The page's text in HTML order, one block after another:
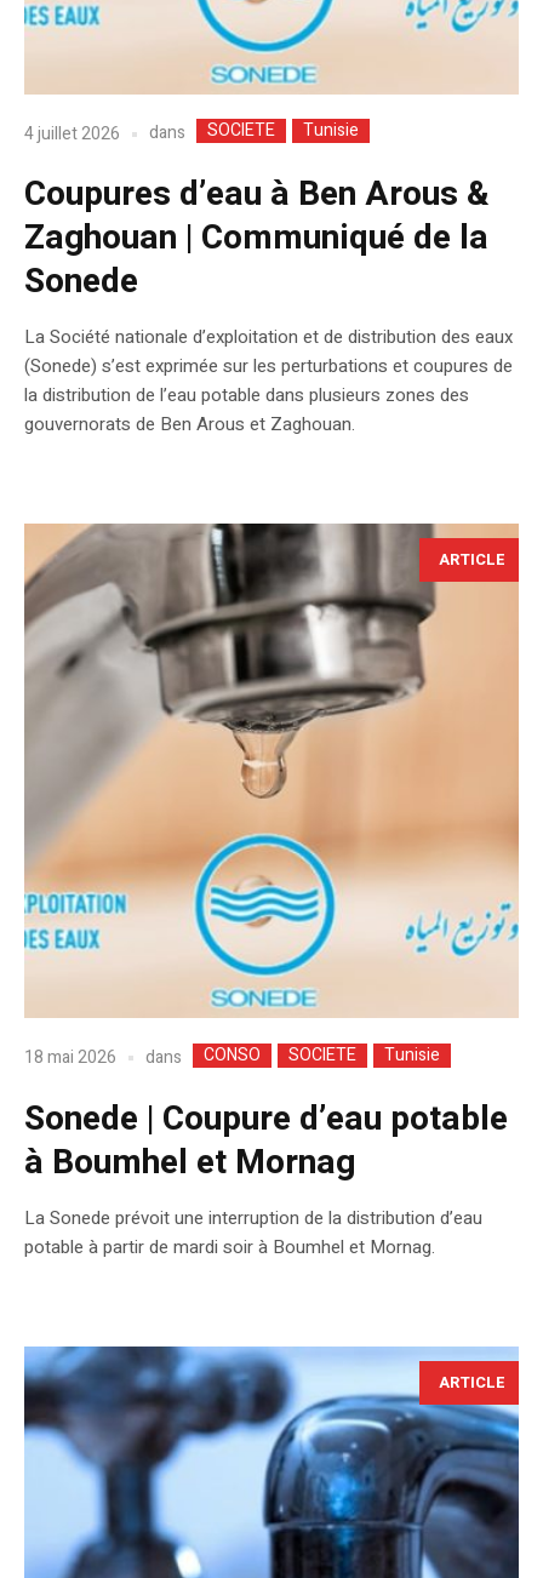
4 juillet 2026 dans SOCIETE Tunisie
Coupures d’eau à Ben Arous &
Zaghouan | Communiqué de la
Sonede
La Société nationale d’exploitation et de distribution des eaux
(Sonede) s’est exprimée sur les perturbations et coupures de
la distribution de l’eau potable dans plusieurs zones des
gouvernorats de Ben Arous et Zaghouan.
ARTICLE
18 mai 2026 dans CONSO SOCIETE Tunisie
Sonede | Coupure d’eau potable
à Boumhel et Mornag
La Sonede prévoit une interruption de la distribution d’eau
potable à partir de mardi soir à Boumhel et Mornag.
ARTICLE